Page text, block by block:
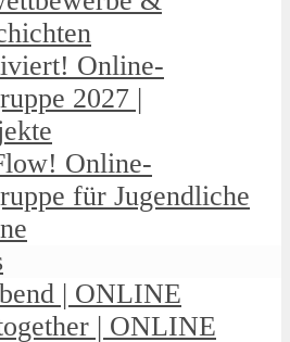
Online-
2027 |
Online-
für Jugendliche
| ONLINE
| ONLINE